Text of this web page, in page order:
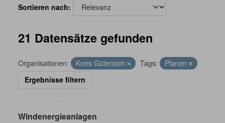
Sortieren nach
21 Datensätze gefunden
Organisationen: Kreis Gütersloh Tags:
Planen
Ergebnisse filtern
Windenergieanlagen